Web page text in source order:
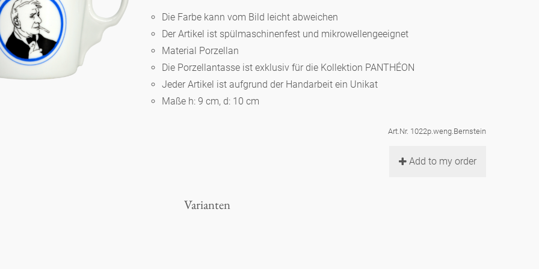
Berlin
Slumberland
Die Farbe kann vom Bild leicht abweichen
Der Artikel ist spülmaschinenfest und mikrowellengeeignet
Material Porzellan
Die Porzellantasse ist exklusiv für die Kollektion PANTHÉON
Jeder Artikel ist aufgrund der Handarbeit ein Unikat
Maße h: 9 cm, d: 10 cm
Art.Nr. 1022p.weng.Bernstein
Add to my order
Varianten